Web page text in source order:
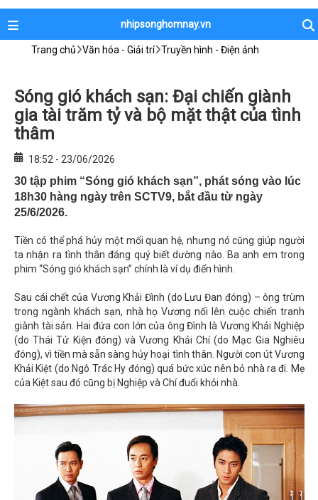
nhipsonghomnay.vn
Trang chủ Văn hóa - Giải trí Truyền hình - Điện ảnh
Sóng gió khách sạn: Đại chiến giành
gia tài trăm tỷ và bộ mặt thật của tình
thâm
18:52 - 23/06/2026
30 tập phim “Sóng gió khách sạn”, phát sóng vào lúc
18h30 hàng ngày trên SCTV9, bắt đầu từ ngày
25/6/2026.
Tiền có thể phá hủy một mối quan hệ, nhưng nó cũng giúp người
ta nhận ra tình thân đáng quý biết dường nào. Ba anh em trong
phim “Sóng gió khách sạn” chính là ví dụ điển hình.
Sau cái chết của Vương Khải Đình (do Lưu Đan đóng) – ông trùm
trong ngành khách sạn, nhà họ Vương nổi lên cuộc chiến tranh
giành tài sản. Hai đứa con lớn của ông Đình là Vương Khải Nghiệp
(do Thái Tử Kiện đóng) và Vương Khải Chí (do Mạc Gia Nghiêu
đóng), vì tiền mà sẵn sàng hủy hoại tình thân. Người con út Vương
Khải Kiệt (do Ngô Trác Hy đóng) quá bức xúc nên bỏ nhà ra đi. Mẹ
của Kiệt sau đó cũng bị Nghiệp và Chí đuổi khỏi nhà.